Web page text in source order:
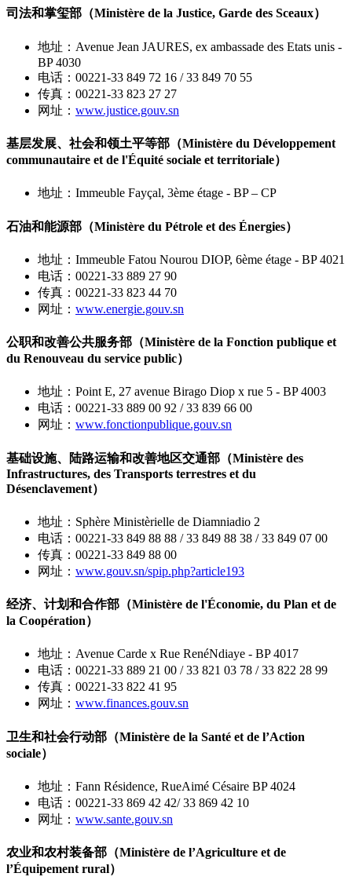
司法和掌玺部（Ministère de la Justice, Garde des Sceaux）
地址：Avenue Jean JAURES, ex ambassade des Etats unis -
BP 4030
电话：00221-33 849 72 16 / 33 849 70 55
传真：00221-33 823 27 27
网址： www.justice.gouv.sn
基层发展、社会和领土平等部（Ministère du Développement
communautaire et de l'Équité sociale et territoriale）
地址：Immeuble Fayçal, 3ème étage - BP – CP
石油和能源部（Ministère du Pétrole et des Énergies）
地址：Immeuble Fatou Nourou DIOP, 6ème étage - BP 4021
电话：00221-33 889 27 90
传真：00221-33 823 44 70
网址： www.energie.gouv.sn
公职和改善公共服务部（Ministère de la Fonction publique et
du Renouveau du service public）
地址：Point E, 27 avenue Birago Diop x rue 5 - BP 4003
电话：00221-33 889 00 92 / 33 839 66 00
网址： www.fonctionpublique.gouv.sn
基础设施、陆路运输和改善地区交通部（Ministère des
Infrastructures, des Transports terrestres et du
Désenclavement）
地址：Sphère Ministèrielle de Diamniadio 2
电话：00221-33 849 88 88 / 33 849 88 38 / 33 849 07 00
传真：00221-33 849 88 00
网址： www.gouv.sn/spip.php?article193
经济、计划和合作部（Ministère de l'Économie, du Plan et de
la Coopération）
地址：Avenue Carde x Rue RenéNdiaye - BP 4017
电话：00221-33 889 21 00 / 33 821 03 78 / 33 822 28 99
传真：00221-33 822 41 95
网址： www.finances.gouv.sn
卫生和社会行动部（Ministère de la Santé et de l’Action
sociale）
地址：Fann Résidence, RueAimé Césaire BP 4024
电话：00221-33 869 42 42/ 33 869 42 10
网址： www.sante.gouv.sn
农业和农村装备部（Ministère de l’Agriculture et de
l’Équipement rural）